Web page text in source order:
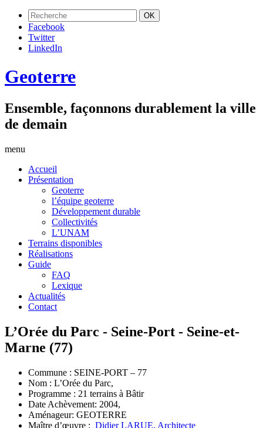
Facebook
Twitter
LinkedIn
Geoterre
Ensemble, façonnons durablement la ville
de demain
menu
Accueil
Présentation
Geoterre
l’équipe geoterre
Développement durable
Collectivités
L’UNAM
Terrains disponibles
Réalisations
Guide
FAQ
Lexique
Actualités
Contact
L’Orée du Parc - Seine-Port - Seine-et-
Marne (77)
Commune : SEINE-PORT – 77
Nom : L’Orée du Parc,
Programme : 21 terrains à Bâtir
Date Achèvement: 2004,
Aménageur: GEOTERRE
Maître d’œuvre : Didier LARUE, Architecte